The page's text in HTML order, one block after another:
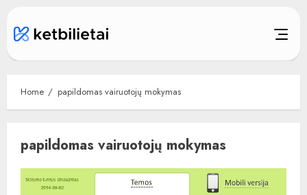
content
Home papildomas vairuotojų mokymas
papildomas vairuotojų mokymas